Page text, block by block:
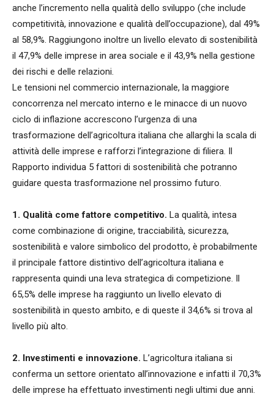
anche l’incremento nella qualità dello sviluppo (che include
competitività, innovazione e qualità dell’occupazione), dal 49%
al 58,9%. Raggiungono inoltre un livello elevato di sostenibilità
il 47,9% delle imprese in area sociale e il 43,9% nella gestione
dei rischi e delle relazioni.
Le tensioni nel commercio internazionale, la maggiore
concorrenza nel mercato interno e le minacce di un nuovo
ciclo di inflazione accrescono l’urgenza di una
trasformazione dell’agricoltura italiana che allarghi la scala di
attività delle imprese e rafforzi l’integrazione di filiera. Il
Rapporto individua 5 fattori di sostenibilità che potranno
guidare questa trasformazione nel prossimo futuro.
1. Qualità come fattore competitivo. La qualità, intesa
come combinazione di origine, tracciabilità, sicurezza,
sostenibilità e valore simbolico del prodotto, è probabilmente
il principale fattore distintivo dell’agricoltura italiana e
rappresenta quindi una leva strategica di competizione. Il
65,5% delle imprese ha raggiunto un livello elevato di
sostenibilità in questo ambito, e di queste il 34,6% si trova al
livello più alto.
2. Investimenti e innovazione. L’agricoltura italiana si
conferma un settore orientato all’innovazione e infatti il 70,3%
delle imprese ha effettuato investimenti negli ultimi due anni.